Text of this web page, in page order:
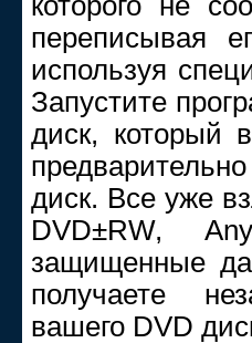
переписывая
используя
Запустите
диск, который
диск. Все уже
DVD±RW,
защищенные
получаете
вашего DVD